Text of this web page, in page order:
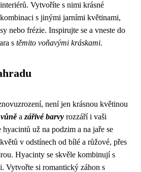
Vytvoříte s nimi krásné
s jinými jarními květinami,
nebo frézie. Inspirujte se a vneste do
s těmito voňavými kráskami.
není jen krásnou květinou
a zářivé barvy rozzáří i vaši
už na podzim a na jaře se
v odstínech od bílé a růžové, přes
Hyacinty se skvěle kombinují s
Vytvořte si romantický záhon s